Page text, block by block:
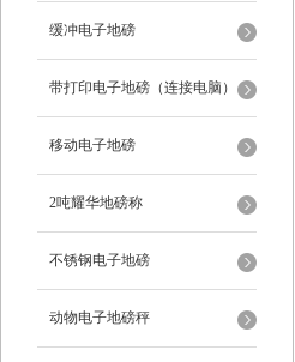
缓冲电子地磅
带打印电子地磅（连接电脑）
移动电子地磅
2吨耀华地磅称
不锈钢电子地磅
动物电子地磅秤